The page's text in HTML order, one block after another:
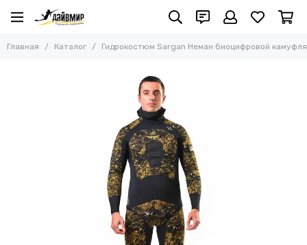
Главная Каталог Гидрокостюм Sargan Неман биоцифровой